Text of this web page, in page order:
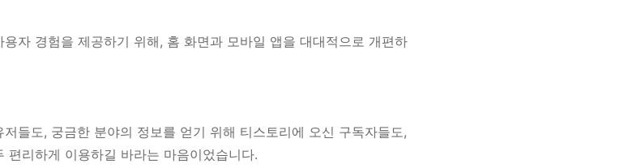
자 경험을 제공하기 위해, 홈 화면과 모바일 앱을 대대적으로 개편하
들도, 궁금한 분야의 정보를 얻기 위해 티스토리에 오신 구독자들도,
리하게 이용하길 바라는 마음이었습니다.